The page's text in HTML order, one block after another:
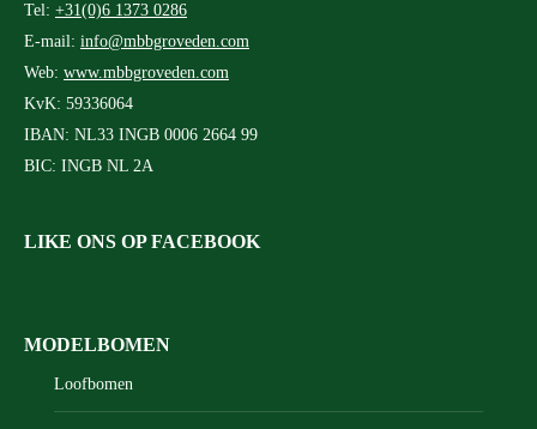
Tel: +31(0)6 1373 0286
E-mail: info@mbbgroveden.com
Web: www.mbbgroveden.com
KvK: 59336064
IBAN: NL33 INGB 0006 2664 99
BIC: INGB NL 2A
LIKE ONS OP FACEBOOK
MODELBOMEN
Loofbomen